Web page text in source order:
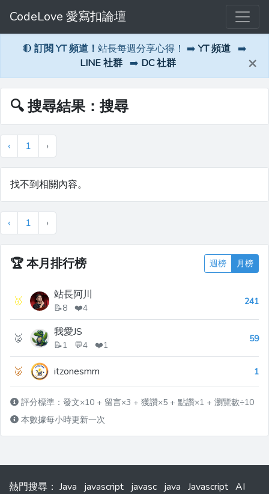
CodeLove 愛寫扣論壇
🔴 訂閱 YT 頻道！ 站長每週分享心得！ ➡️ YT 頻道 ➡️
LINE 社群 ➡️ DC 社群 ×
🔍 搜尋結果：搜尋
‹ 1 ›
找不到相關內容。
‹ 1 ›
🏆本月排行榜 週榜 月榜
🥇 站長阿川
📝8 ❤️4
241
🥈 我愛JS
📝1 💬4 ❤️1
59
🥉 itzonesmm 1
評分標準：發文×10 + 留言×3 + 獲讚×5 + 點讚×1 + 瀏覽數÷10
本數據每小時更新一次
熱門搜尋 ： Java javascript javasc java Javascript AI